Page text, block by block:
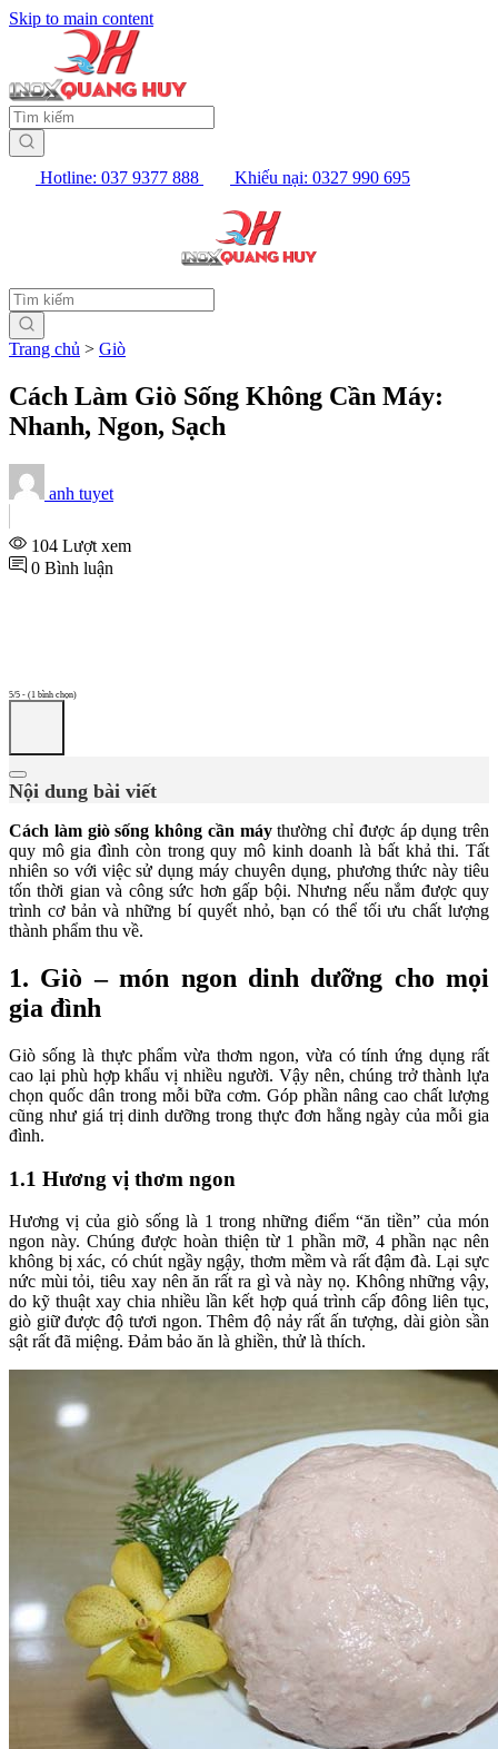
Skip to main content
Hotline: 037 9377 888 Khiếu nại: 0327 990 695
Trang chủ > Giò
Cách Làm Giò Sống Không Cần Máy:
Nhanh, Ngon, Sạch
anh tuyet
104 Lượt xem
0 Bình luận
5/5 - (1 bình chọn)
Nội dung bài viết
Cách làm giò sống không cần máythường chỉ được áp dụng trên
quy mô gia đình còn trong quy mô kinh doanh là bất khả thi. Tất
nhiên so với việc sử dụng máy chuyên dụng, phương thức này tiêu
tốn thời gian và công sức hơn gấp bội. Nhưng nếu nắm được quy
trình cơ bản và những bí quyết nhỏ, bạn có thể tối ưu chất lượng
thành phẩm thu về.
1. Giò – món ngon dinh dưỡng cho mọi
gia đình
Giò sống là thực phẩm vừa thơm ngon, vừa có tính ứng dụng rất
cao lại phù hợp khẩu vị nhiều người. Vậy nên, chúng trở thành lựa
chọn quốc dân trong mỗi bữa cơm. Góp phần nâng cao chất lượng
cũng như giá trị dinh dưỡng trong thực đơn hằng ngày của mỗi gia
đình.
1.1 Hương vị thơm ngon
Hương vị của giò sống là 1 trong những điểm “ăn tiền” của món
ngon này. Chúng được hoàn thiện từ 1 phần mỡ, 4 phần nạc nên
không bị xác, có chút ngầy ngậy, thơm mềm và rất đậm đà. Lại sực
nức mùi tỏi, tiêu xay nên ăn rất ra gì và này nọ. Không những vậy,
do kỹ thuật xay chia nhiều lần kết hợp quá trình cấp đông liên tục,
giò giữ được độ tươi ngon. Thêm độ nảy rất ấn tượng, dài giòn sần
sật rất đã miệng. Đảm bảo ăn là ghiền, thử là thích.